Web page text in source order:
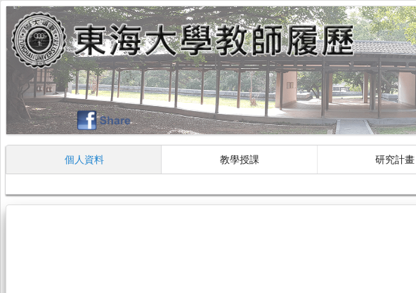
個人資料 教學授課 研究計畫